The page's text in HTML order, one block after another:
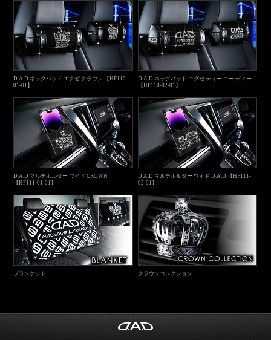
D.A.D ネックパッド エグゼ クラウン 【HF110-
01-01】
D.A.D ネックパッド エグゼ ディー.エー.ディー
【HF110-02-01】
D.A.D マルチホルダー ワイド CROWN
【HF111-01-01】
D.A.D マルチホルダー ワイド D.A.D 【HF111-
02-01】
ブランケット クラウンコレクション